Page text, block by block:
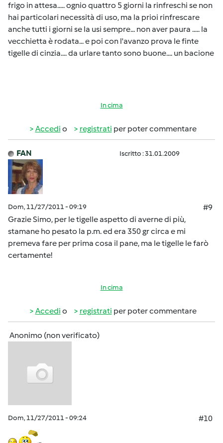
frigo in attesa..... ognio quattro 5 giorni la rinfreschi se non
hai particolari necessità di uso, ma la prioi rinfrescare
anche tutti i giorni se la usi sempre... non aver paura ..... la
vecchietta è rodata... e poi con l'avanzo prova le finte
tigelle di cinzia.... da urlare tanto sono buone.... un bacione
In cima
Accedi o registrati per poter commentare
FAN Iscritto : 31.01.2009
Dom, 11/27/2011 - 09:19
#9
Grazie Simo, per le tigelle aspetto di averne di più,
stamane ho pesato la p.m. ed era 350 gr circa e mi
premeva fare per prima cosa il pane, ma le tigelle le farò
certamente!
In cima
Accedi o registrati per poter commentare
Anonimo (non verificato)
Dom, 11/27/2011 - 09:24 #10